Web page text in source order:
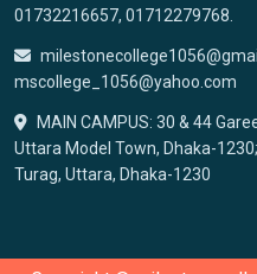
01732216657, 01712279768.
mscollege_1056@yahoo.com
MAIN CAMPUS: 30 & 44
Uttara Model Town, Dhaka-
Turag, Uttara, Dhaka-1230